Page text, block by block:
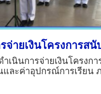
จ่ายเงินโครงการส
เนินการจ่ายเงินโครงก
ละค่าอุปกรณ์การเรียน